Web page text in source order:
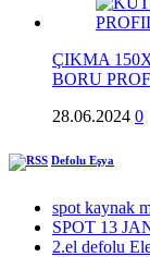
ÇIKMA
BORU
28.06.2024 0
Defolu Eşya
spot kaynak
SPOT 13
2.el defolu